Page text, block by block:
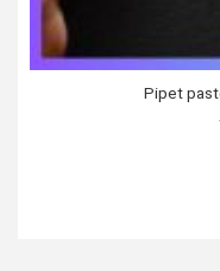
Pipet